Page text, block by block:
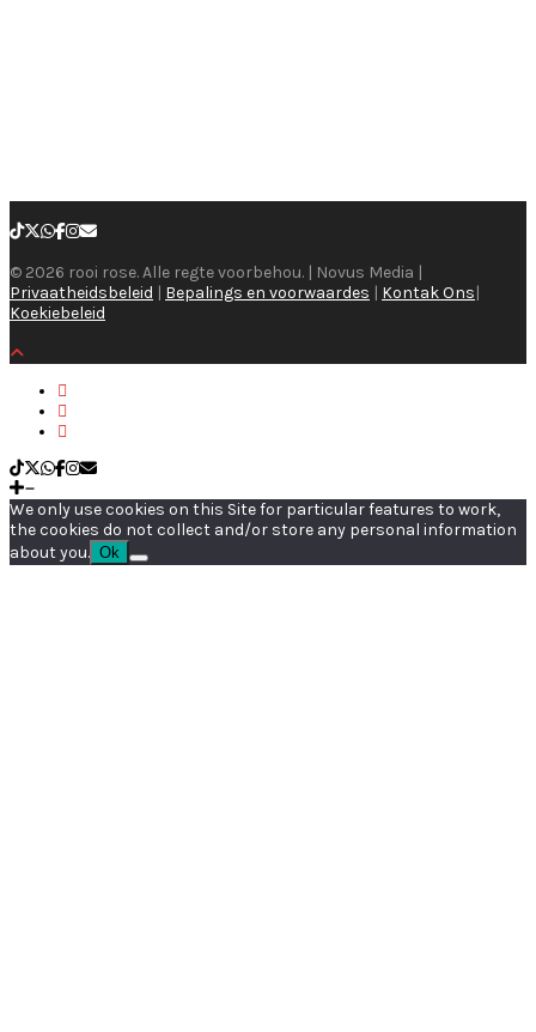
© 2026 rooi rose. Alle regte voorbehou. | Novus Media |
Privaatheidsbeleid | Bepalings en voorwaardes | Kontak Ons|
Koekiebeleid
We only use cookies on this Site for particular features to work,
the cookies do not collect and/or store any personal information
about you. Ok